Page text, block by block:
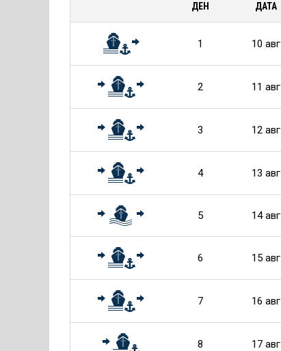
ДЕН ДАТА
1 10 авг
2 11 авг
3 12 авг
4 13 авг
5 14 авг
6 15 авг
7 16 авг
8 17 авг